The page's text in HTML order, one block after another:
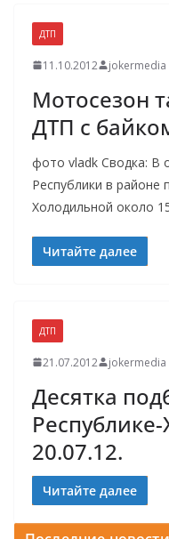
ДТП
11.10.2012 jokermedia
Мотосезон
ДТП с
фото vladk Сводка: В
Республики в районе
Холодильной около
Читайте далее
ДТП
21.07.2012 jokermedia
Десятка
20.07.12.
Читайте далее